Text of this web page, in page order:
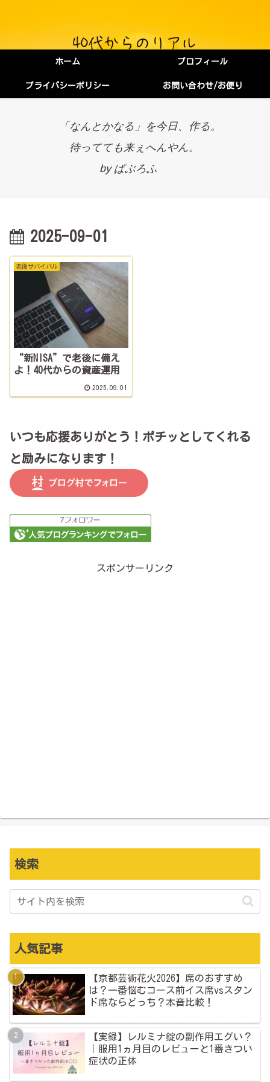
ホーム プロフィール
プライバシーポリシー お問い合わせ/お便り
「なんとかなる」を今日、作る。
待ってても来ぇへんやん。
by ぱぶろふ
2025-09-01
老後サバイバル
“新NISA”で老後に備え
よ！40代からの資産運用
2025.09.01
いつも応援ありがとう！ポチッとしてくれる
と励みになります！
スポンサーリンク
検索
人気記事
【京都芸術花火2026】席のおすすめ
は？一番悩むコース前イス席vsスタン
ド席ならどっち？本音比較！
【実録】レルミナ錠の副作用エグい？
｜服用1ヵ月目のレビューと1番きつい
症状の正体